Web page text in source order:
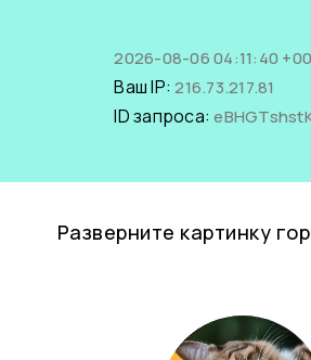
2026-08-06 04:11:40
Ваш IP:216.73.217.81
ID запроса:
Разверните картинку